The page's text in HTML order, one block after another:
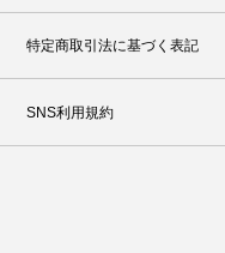
特定商取引法に基づく表記
SNS利用規約